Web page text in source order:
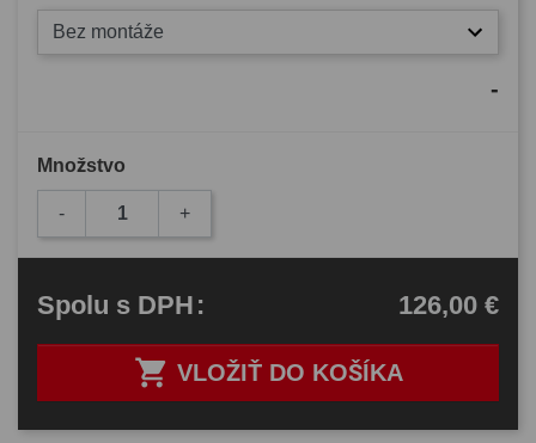
Bez montáže
-
Množstvo
- +
 VLOŽIŤ DO KOŠÍKA
Spolu s DPH: 126,00 €